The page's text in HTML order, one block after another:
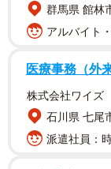
群馬県 館林
アルバイト
医療事務（外
株式会社ワイズ
石川県 七尾
派遣社員：